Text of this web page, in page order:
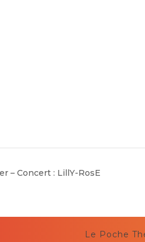
– Concert : LillY-RosE
Le Poche